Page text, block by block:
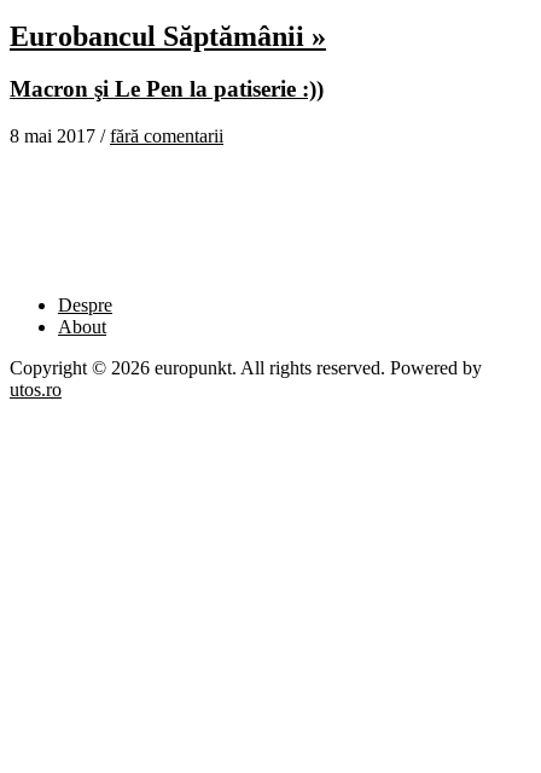
Eurobancul Săptămânii »
Macron şi Le Pen la patiserie :))
8 mai 2017 /fără comentarii
Despre
About
Copyright © 2026 europunkt. All rights reserved. Powered by
utos.ro